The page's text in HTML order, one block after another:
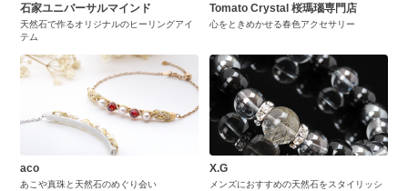
石家ユニバーサルマインド
天然石で作るオリジナルのヒーリングアイ
テム
Tomato Crystal 桜瑪瑙専門店
心をときめかせる春色アクセサリー
aco
あこや真珠と天然石のめぐり会い
X.G
メンズにおすすめの天然石をスタイリッシ